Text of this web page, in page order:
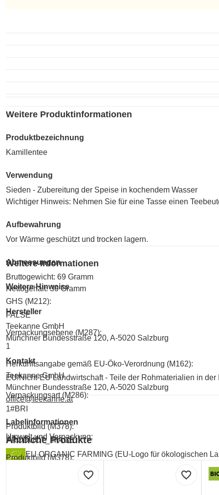
Weitere Produktinformationen
Produktbezeichnung
Kamillentee
Verwendung
Sieden - Zubereitung der Speise in kochendem Wasser
Wichtiger Hinweis: Nehmen Sie für eine Tasse einen
Aufbewahrung
Vor Wärme geschützt und trocken lagern.
Abmessungen
Bruttogewicht: 69 Gramm
Nettogehalt: 30 Gramm
Hersteller
Teekanne GmbH
Münchner Bundesstraße 120, A-5020 Salzburg
Kontakt
Teekanne GmbH
Münchner Bundesstraße 120, A-5020 Salzburg
office@teekanne.at
Labelinformationen
Umwelt und Verpackung:
EU ORGANIC FARMING (EU-Logo für ökologischen
Umwelt und Verpackung:
Weitere Informationen
Weitere Hinweise
GHS (M212):
FALSE
Verpackungsebene (M287):
1
Herkunftsangabe gemäß EU-Öko-Verordnung (M162):
EU/Nicht-EU Landwirtschaft - Teile der Rohmaterialien in
Verpackungsart (M286):
1#BRI
Produktbild (M378):
PRODUCT_IMAGE
Produktbild (M378):
ORGANIC_CERTIFICATE
Ähnliche Produkte
favorite_border favorite_border